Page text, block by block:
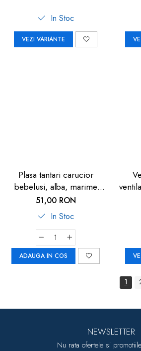
In Stoc
VEZI VARIANTE
Plasa tantari carucior
bebelusi, alba, marime
universala, Reer BiteSafe
51,00 RON
In Stoc
ADAUGA IN COS
1
NEWSLETTER
Nu rata ofertele si